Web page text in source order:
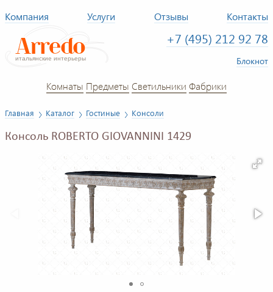
Компания Услуги Отзывы Контакты
+7 (495) 212 92 78
Блокнот
Комнаты Предметы Светильники Фабрики
Главная Каталог Гостиные Консоли
Консоль ROBERTO GIOVANNINI 1429